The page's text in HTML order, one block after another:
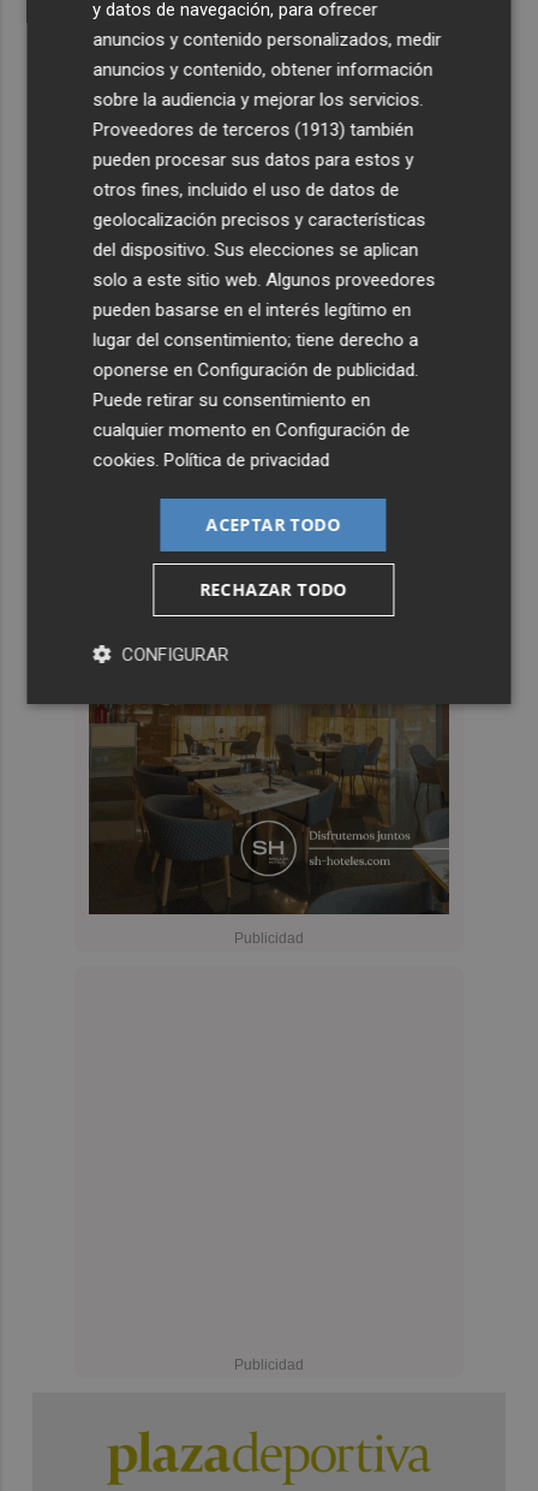
y datos de navegación, para ofrecer
anuncios y contenido personalizados, medir
anuncios y contenido, obtener información
sobre la audiencia y mejorar los servicios.
Proveedores de terceros (1913) también
pueden procesar sus datos para estos y
otros fines, incluido el uso de datos de
geolocalización precisos y características
del dispositivo. Sus elecciones se aplican
solo a este sitio web. Algunos proveedores
pueden basarse en el interés legítimo en
lugar del consentimiento; tiene derecho a
oponerse enConfiguración de publicidad
Puede retirar su consentimiento en
cualquier momento enConfiguración de
cookies .Política de privacidad
ACEPTAR TODO
RECHAZAR TODO
CONFIGURAR